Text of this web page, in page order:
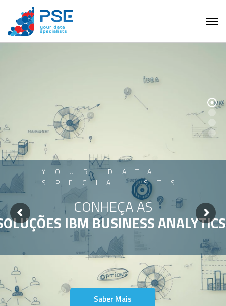
Saber Mais
CONHEÇA AS
IBM BUSINESS ANALYTICS
YOUR DATA
SPECIALISTS